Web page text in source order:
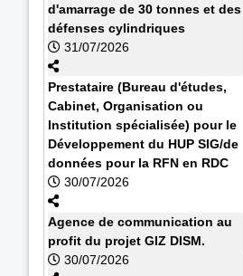
d'amarrage de 30 tonnes et des
défenses cylindriques
31/07/2026
Prestataire (Bureau d'études,
Cabinet, Organisation ou
Institution spécialisée) pour le
Développement du HUP SIG/de
données pour la RFN en RDC
30/07/2026
Agence de communication au
profit du projet GIZ DISM.
30/07/2026